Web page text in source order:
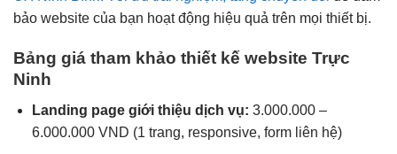
bảo website của bạn hoạt động hiệu quả trên mọi thiết bị.
Bảng giá tham khảo thiết kế website Trực
Ninh
Landing page giới thiệu dịch vụ: 3.000.000 –
6.000.000 VND (1 trang, responsive, form liên hệ)